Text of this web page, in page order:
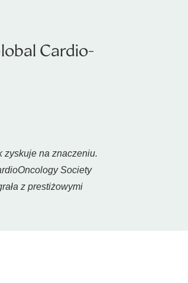
Cardio-
zyskuje na znaczeniu.
Society
z prestiżowymi